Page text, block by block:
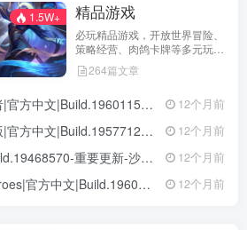
1.5W+ 精品游戏
必玩精品游戏，开放世界冒险、
策略经营、肉鸽卡牌等多元玩
法，满足不同玩家的喜好 。
264篇文章
文|Build.19601158|解压即撸| 12个月前
|Build.19577129+全DLC|解压即撸| 12个月前
重要更新-沙盒|解压即撸| 12个月前
|Build.19609351+全DLC|解压即撸| 12个月前